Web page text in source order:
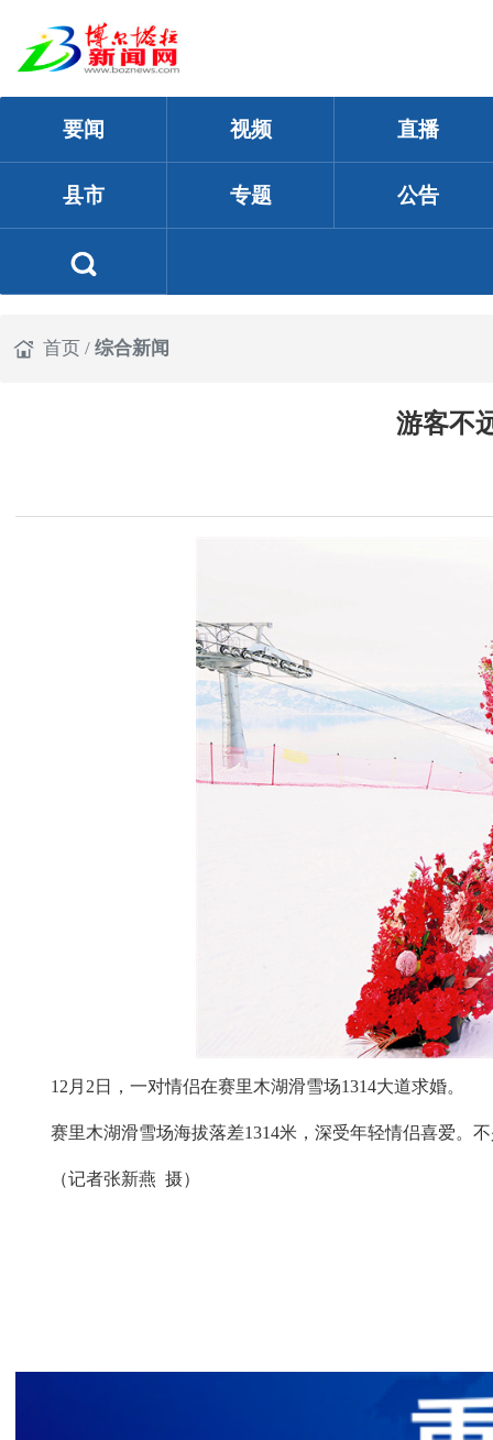
要闻 视频 直播
县市 专题 公告
首页/综合新闻
游客不
12月2日，一对情侣在赛里木湖滑雪场1314大道求婚。
赛里木湖滑雪场海拔落差1314米，深受年轻情侣喜爱。不
（记者张新燕 摄）